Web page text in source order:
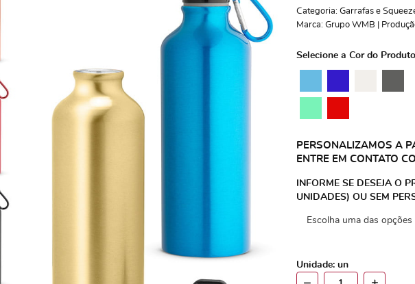
Categoria: Garrafas e
Marca: Grupo WMB |
Selecione a Cor do Produto
PERSONALIZAMOS A
ENTRE EM CONTATO
INFORME SE DESEJA O
UNIDADES) OU SEM
Unidade: un